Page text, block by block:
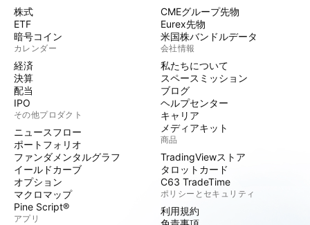
株式
ETF
暗号コイン
カレンダー
経済
決算
配当
IPO
その他プロダクト
ニュースフロー
ポートフォリオ
ファンダメンタルグラフ
イールドカーブ
オプション
マクロマップ
Pine Script®
アプリ
CMEグループ先物
Eurex先物
米国株バンドルデータ
会社情報
私たちについて
スペースミッション
ブログ
ヘルプセンター
キャリア
メディアキット
商品
TradingViewストア
タロットカード
C63 TradeTime
ポリシーとセキュリティ
利用規約